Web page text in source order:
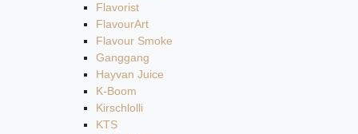
Flavorist
FlavourArt
Flavour Smoke
Ganggang
Hayvan Juice
K-Boom
Kirschlolli
KTS